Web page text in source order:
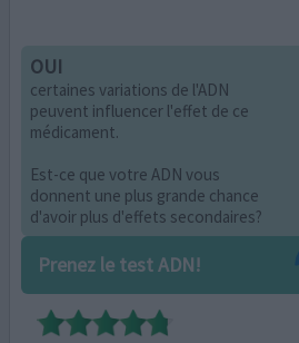
OUI
certaines variations de l'ADN
peuvent influencer l'effet de ce
médicament.
Est-ce que votre ADN vous
donnent une plus grande chance
d'avoir plus d'effets secondaires?
Prenez le test ADN!